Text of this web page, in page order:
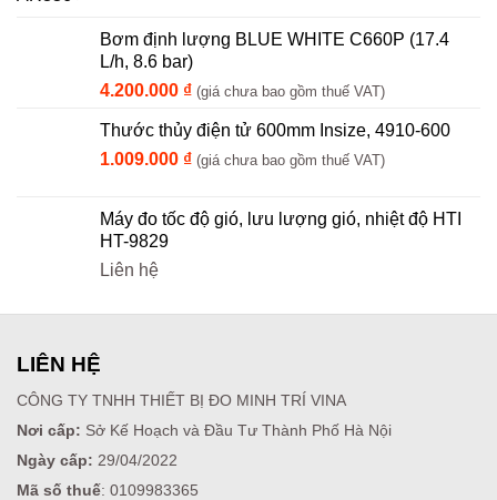
Bơm định lượng BLUE WHITE C660P (17.4
L/h, 8.6 bar)
4.200.000 ₫ (giá chưa bao gồm thuế VAT)
Thước thủy điện tử 600mm Insize, 4910-600
1.009.000 ₫ (giá chưa bao gồm thuế VAT)
Máy đo tốc độ gió, lưu lượng gió, nhiệt độ HTI
HT-9829
Liên hệ
LIÊN HỆ
CÔNG TY TNHH THIẾT BỊ ĐO MINH TRÍ VINA
Nơi cấp: Sở Kế Hoạch và Đầu Tư Thành Phố Hà Nội
Ngày cấp: 29/04/2022
Mã số thuế: 0109983365